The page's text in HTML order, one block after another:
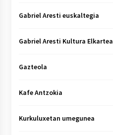
Gabriel Aresti euskaltegia
Gabriel Aresti Kultura Elkartea
Gazteola
Kafe Antzokia
Kurkuluxetan umegunea